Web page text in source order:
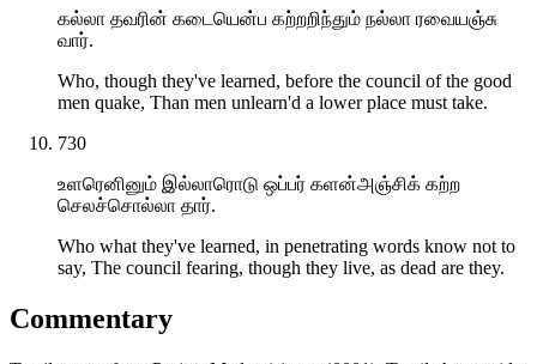
கல்லா தவரின் கடையென்ப கற்றறிந்தும் நல்லா ரவையஞ்சு
வார்.
Who, though they've learned, before the council of the good
men quake, Than men unlearn'd a lower place must take.
730
உளரெனினும் இல்லாரொடு ஒப்பர் களன்அஞ்சிக் கற்ற
செலச்சொல்லா தார்.
Who what they've learned, in penetrating words know not to
say, The council fearing, though they live, as dead are they.
Commentary